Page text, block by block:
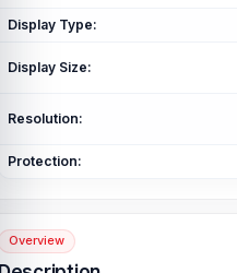
Display Type:
Display Size:
Resolution:
Protection:
Overview